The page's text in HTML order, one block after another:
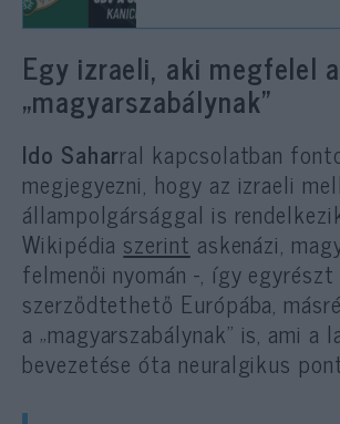
Egy izraeli, aki megfelel a
„magyarszabálynak”
Ido Saharral kapcsolatban
megjegyezni, hogy az izraeli
állampolgársággal is
Wikipédia szerint askenázi,
felmenői nyomán -, így egyrészt
szerződtethető Európába,
a „magyarszabálynak” is, ami a
bevezetése óta neuralgikus